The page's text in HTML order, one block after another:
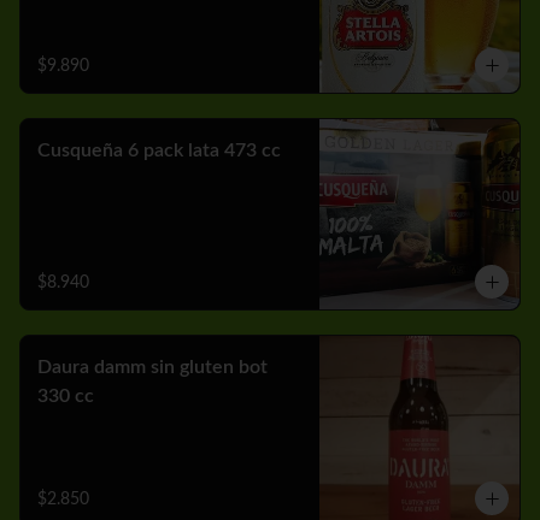
$9.890
Cusqueña 6 pack lata 473 cc
$8.940
Daura damm sin gluten bot
330 cc
$2.850